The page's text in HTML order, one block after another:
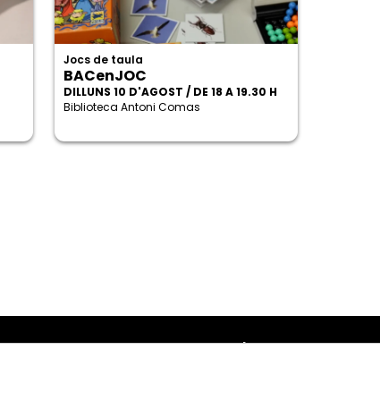
Jocs de taula
BACenJOC
DILLUNS 10 D'AGOST / DE 18 A 19.30 H
Biblioteca Antoni Comas
Amb el suport